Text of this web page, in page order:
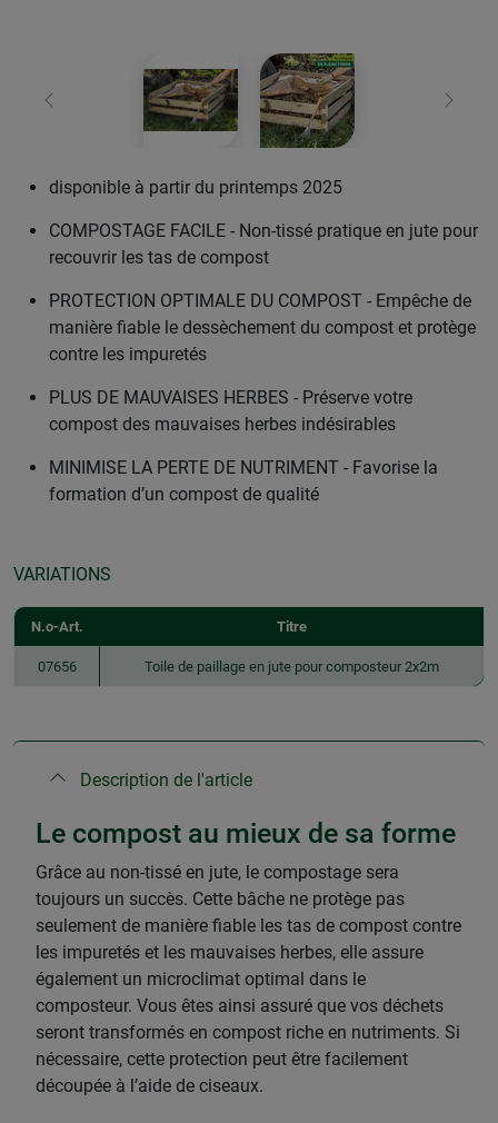
retour
disponible à partir du printemps 2025
COMPOSTAGE FACILE - Non-tissé pratique en jute pour
recouvrir les tas de compost
PROTECTION OPTIMALE DU COMPOST - Empêche de
manière fiable le dessèchement du compost et protège
contre les impuretés
PLUS DE MAUVAISES HERBES - Préserve votre
compost des mauvaises herbes indésirables
MINIMISE LA PERTE DE NUTRIMENT - Favorise la
formation d’un compost de qualité
VARIATIONS
N.o-Art. Titre
07656 Toile de paillage en jute pour composteur 2x2m
Description de l'article
Le compost au mieux de sa forme
Grâce au non-tissé en jute, le compostage sera
toujours un succès. Cette bâche ne protège pas
seulement de manière fiable les tas de compost contre
les impuretés et les mauvaises herbes, elle assure
également un microclimat optimal dans le
composteur. Vous êtes ainsi assuré que vos déchets
seront transformés en compost riche en nutriments. Si
nécessaire, cette protection peut être facilement
découpée à l’aide de ciseaux.